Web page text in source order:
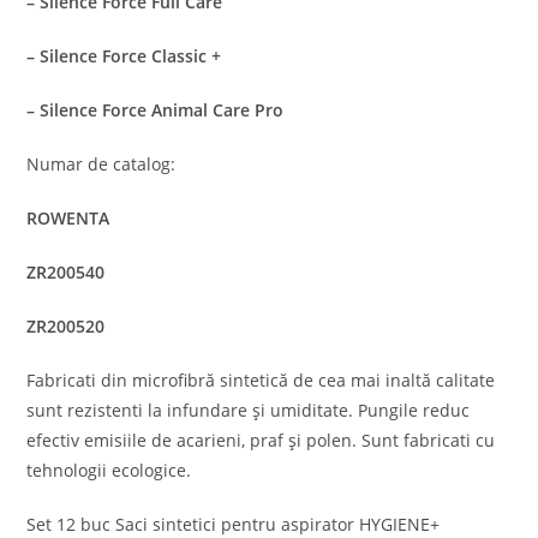
– Silence Force Classic +
– Silence Force Animal Care Pro
Numar de catalog:
ROWENTA
ZR200540
ZR200520
Fabricati din microfibră sintetică de cea mai inaltă calitate
sunt rezistenti la infundare și umiditate. Pungile reduc
efectiv emisiile de acarieni, praf și polen. Sunt fabricati cu
tehnologii ecologice.
Set 12 buc Saci sintetici pentru aspirator HYGIENE+